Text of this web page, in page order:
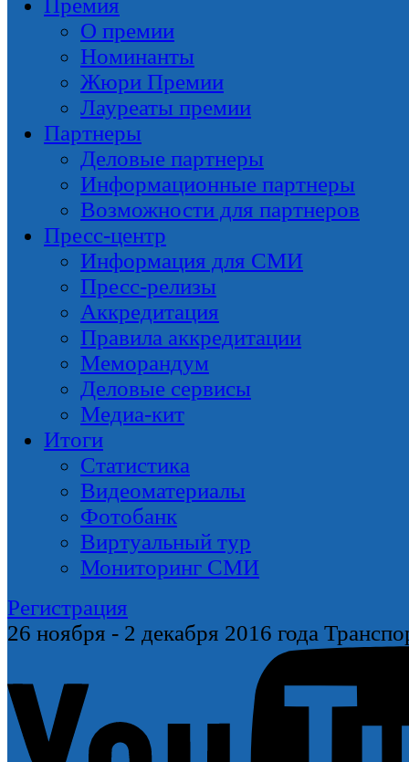
О премии
Номинанты
Жюри Премии
Лауреаты премии
Партнеры
Деловые партнеры
Информационные партнеры
Возможности для партнеров
Пресс-центр
Информация для СМИ
Пресс-релизы
Аккредитация
Правила аккредитации
Меморандум
Деловые сервисы
Медиа-кит
Итоги
Статистика
Видеоматериалы
Фотобанк
Виртуальный тур
Мониторинг СМИ
Регистрация
26 ноября - 2 декабря 2016 года